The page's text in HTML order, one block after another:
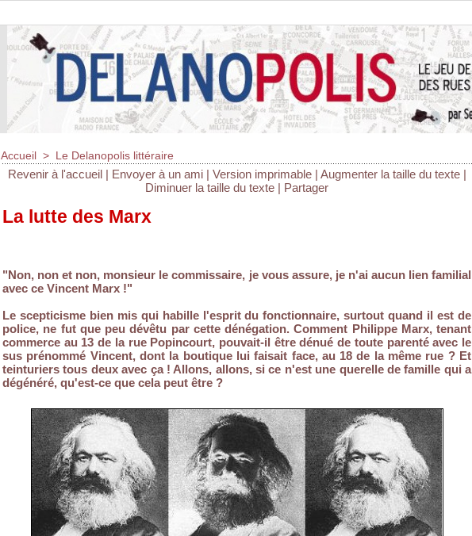
Accueil > Le Delanopolis littéraire
Revenir à l'accueil | Envoyer à un ami | Version imprimable | Augmenter la taille du texte |
Diminuer la taille du texte | Partager
La lutte des Marx
"Non, non et non, monsieur le commissaire, je vous assure, je n'ai aucun lien familial
avec ce Vincent Marx !"
Le scepticisme bien mis qui habille l'esprit du fonctionnaire, surtout quand il est de
police, ne fut que peu dévêtu par cette dénégation. Comment Philippe Marx, tenant
commerce au 13 de la rue Popincourt, pouvait-il être dénué de toute parenté avec le
sus prénommé Vincent, dont la boutique lui faisait face, au 18 de la même rue ? Et
teinturiers tous deux avec ça ! Allons, allons, si ce n'est une querelle de famille qui a
dégénéré, qu'est-ce que cela peut être ?